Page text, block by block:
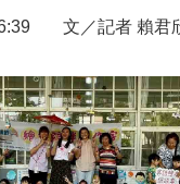
文／記者 賴君